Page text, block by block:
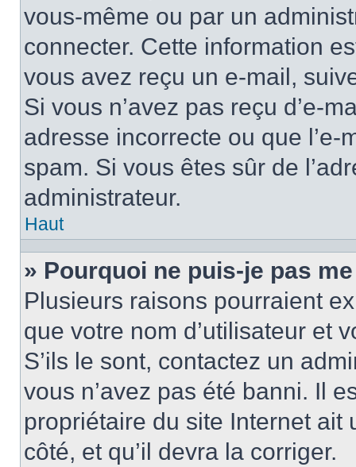
vous-même ou par un
connecter. Cette information
vous avez reçu un e-mail,
Si vous n’avez pas reçu d’e-
adresse incorrecte ou que
spam. Si vous êtes sûr de
administrateur.
Haut
» Pourquoi ne puis-je pas
Plusieurs raisons pourraient
que votre nom d’utilisateur et
S’ils le sont, contactez un
vous n’avez pas été banni. Il
propriétaire du site Internet
côté, et qu’il devra la corriger.